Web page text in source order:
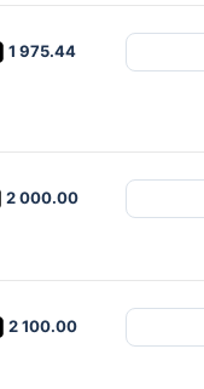
1 975.44
2 000.00
2 100.00